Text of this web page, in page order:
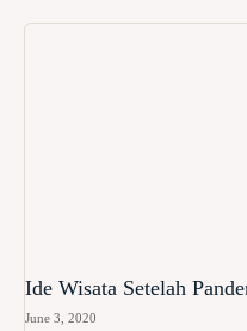
Ide Wisata Setelah
June 3, 2020